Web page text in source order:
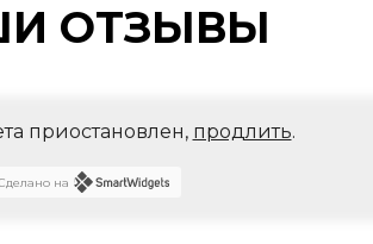
ОТЗЫВЫ
приостановлен, продлить.
на